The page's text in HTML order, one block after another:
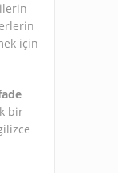
için
bir